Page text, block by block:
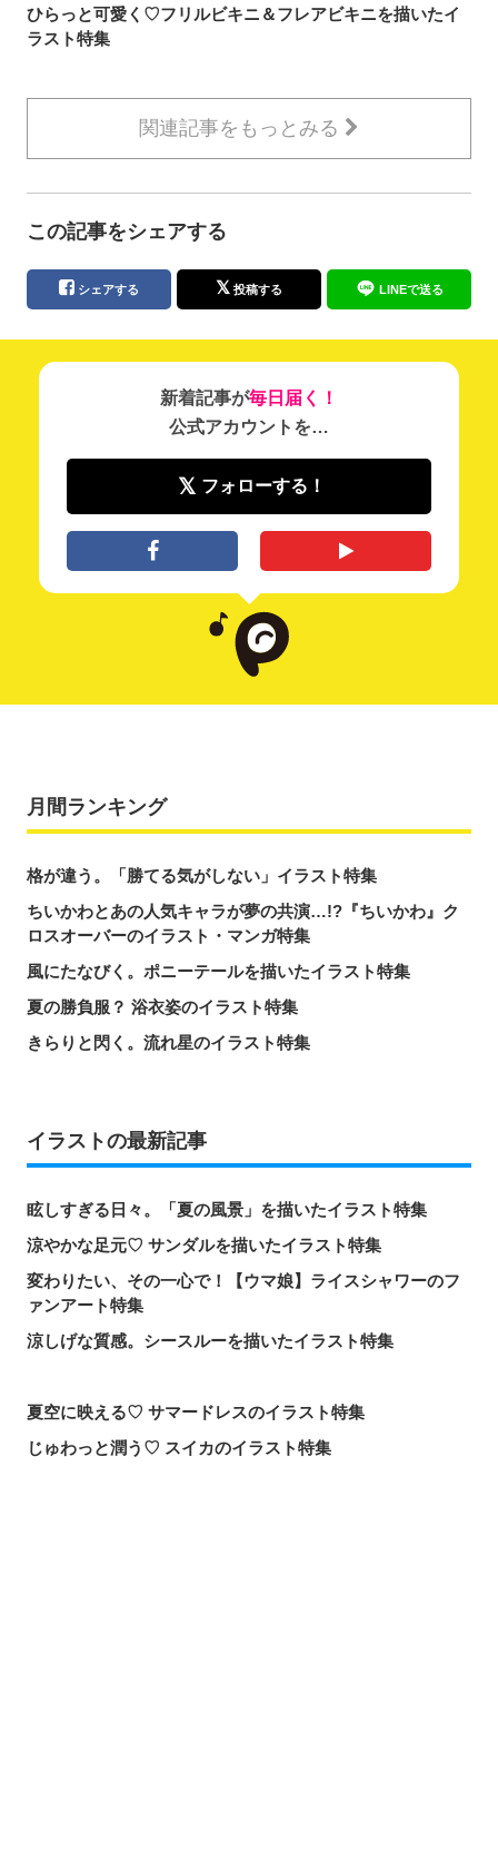
ひらっと可愛く♡フリルビキニ＆フレアビキニを描いたイ
ラスト特集
関連記事をもっとみる
この記事をシェアする
シェアする 投稿する LINEで送る
新着記事が毎日届く！
公式アカウントを…
フォローする！
月間ランキング
格が違う。「勝てる気がしない」イラスト特集
ちいかわとあの人気キャラが夢の共演…!?『ちいかわ』ク
ロスオーバーのイラスト・マンガ特集
風にたなびく。ポニーテールを描いたイラスト特集
夏の勝負服？ 浴衣姿のイラスト特集
きらりと閃く。流れ星のイラスト特集
イラストの最新記事
眩しすぎる日々。「夏の風景」を描いたイラスト特集
涼やかな足元♡ サンダルを描いたイラスト特集
変わりたい、その一心で！【ウマ娘】ライスシャワーのフ
ァンアート特集
涼しげな質感。シースルーを描いたイラスト特集
夏空に映える♡ サマードレスのイラスト特集
じゅわっと潤う♡ スイカのイラスト特集